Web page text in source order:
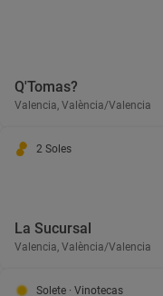
Q'Tomas?
Valencia, València/Valencia
2 Soles
La Sucursal
Valencia, València/Valencia
Solete · Vinotecas